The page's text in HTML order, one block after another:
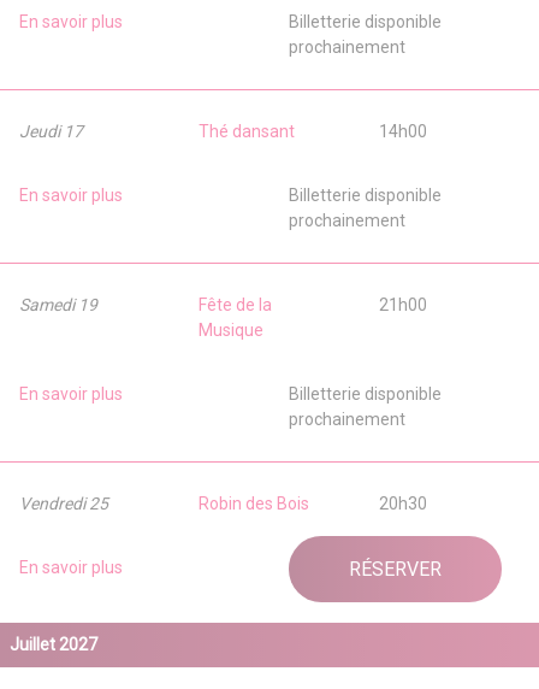
En savoir plus
Billetterie disponible
prochainement
Jeudi 17 Thé dansant 14h00
En savoir plus
Billetterie disponible
prochainement
Samedi 19
Fête de la
Musique
21h00
En savoir plus
Billetterie disponible
prochainement
Vendredi 25 Robin des Bois 20h30
En savoir plus RÉSERVER
Juillet 2027